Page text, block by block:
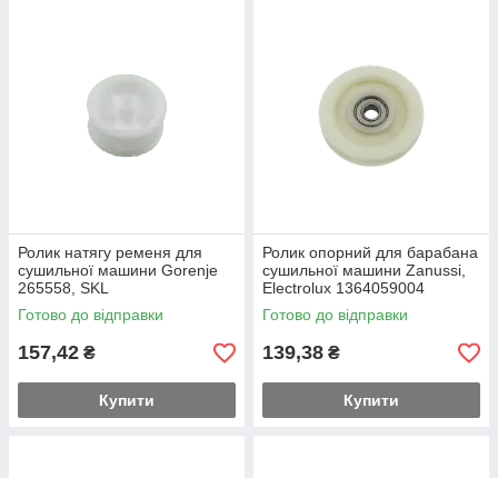
Ролик натягу ременя для
сушильної машини Gorenje
265558, SKL
Готово до відправки
157,42 ₴
Купити
Ролик опорний для барабана
сушильної машини Zanussi,
Electrolux 1364059004
Готово до відправки
139,38 ₴
Купити